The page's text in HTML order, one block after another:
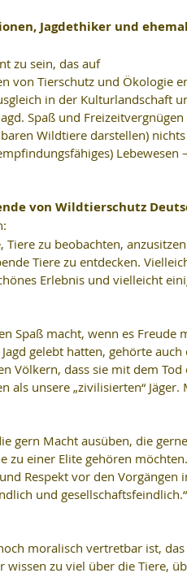
Jagdethiker und
zu sein, das auf
von Tierschutz und Ökologie
in der Kulturlandschaft
Spaß und Freizeitvergnügen
Wildtiere darstellen) nichts
Lebewesen
von Wildtierschutz
zu beobachten,
Tiere zu entdecken.
Erlebnis und vielleicht
Spaß macht, wenn es Freude
gelebt hatten, gehörte auch
Völkern, dass sie mit dem Tod
als unsere „zivilisierten“ Jäger.
gern Macht ausüben, die
zu einer Elite gehören
Respekt vor den Vorgängen
und gesellschaftsfeindlich.“
moralisch vertretbar ist, das
zu viel über die Tiere,